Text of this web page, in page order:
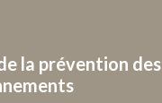
la prévention des